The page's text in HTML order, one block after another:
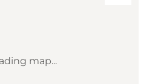
map...